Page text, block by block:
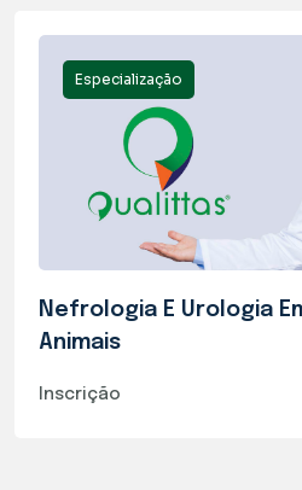
Especialização
Nefrologia E Urologia
Animais
Inscrição